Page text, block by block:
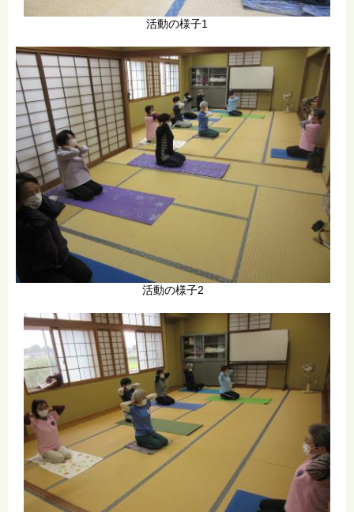
活動の様子1
活動の様子2